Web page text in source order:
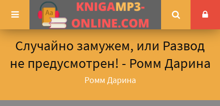
Случайно замужем, или Развод
не предусмотрен! - Ромм Дарина
Ромм Дарина